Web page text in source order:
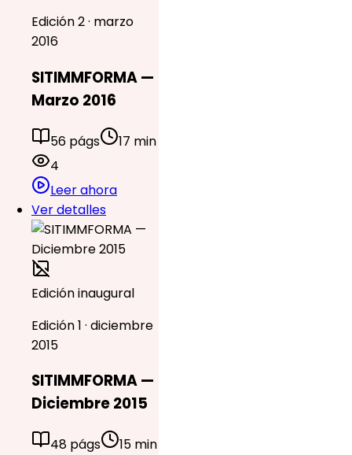
Edición 2 · marzo
2016
SITIMMFORMA —
Marzo 2016
56 págs
17 min
4
Leer ahora
Ver detalles
Edición inaugural
Edición 1 · diciembre
2015
SITIMMFORMA —
Diciembre 2015
48 págs
15 min